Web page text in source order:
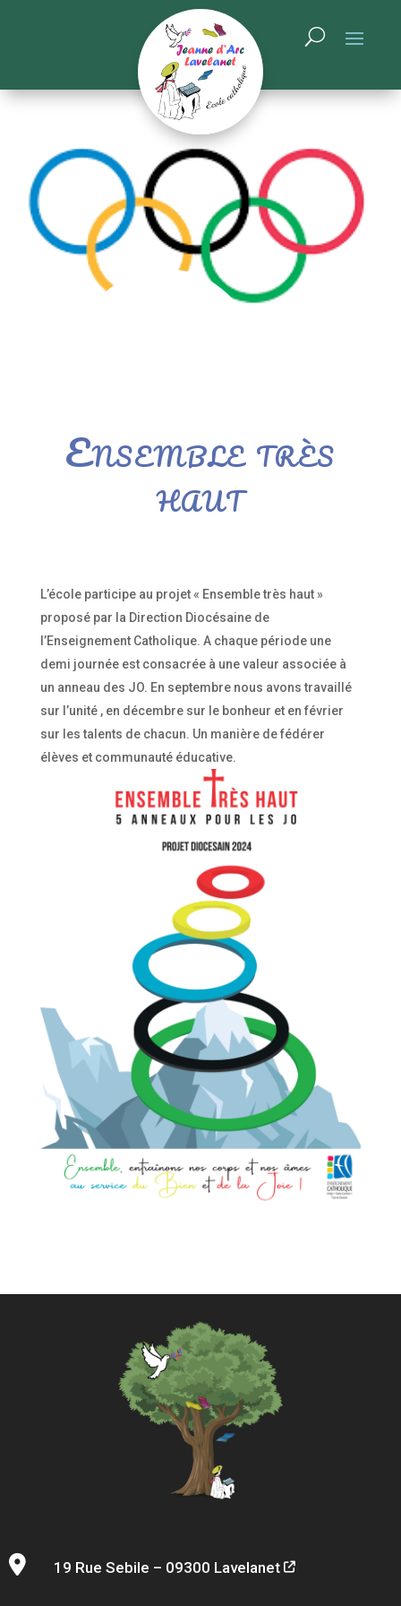
Ensemble très
haut
L’école participe au projet « Ensemble très haut »
proposé par la Direction Diocésaine de
l’Enseignement Catholique. A chaque période une
demi journée est consacrée à une valeur associée à
un anneau des JO. En septembre nous avons travaillé
sur l’unité , en décembre sur le bonheur et en février
sur les talents de chacun. Un manière de fédérer
élèves et communauté éducative.
19 Rue Sebile – 09300 Lavelanet